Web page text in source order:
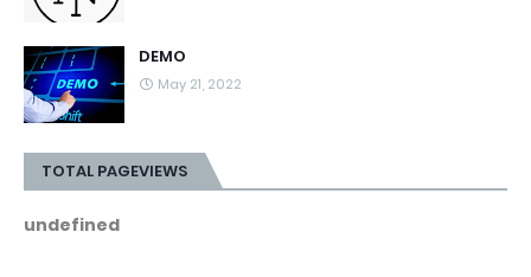
DEMO
May 21, 2022
TOTAL PAGEVIEWS
undefined